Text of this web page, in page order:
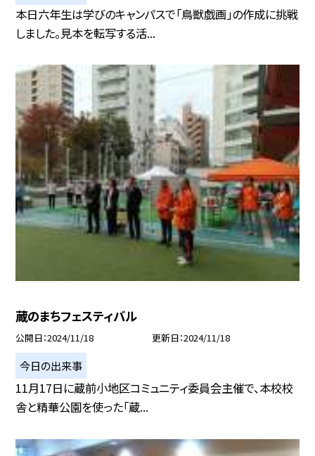
本日六年生は学びのキャンパスで「鳥獣戯画」の作成に挑戦
しました。見本を転写する活...
蔵のまちフェスティバル
公開日 2024/11/18 更新日 2024/11/18
今日の出来事
11月17日に蔵前小地区コミュニティ委員会主催で、本校校
舎と精華公園を使った「蔵...